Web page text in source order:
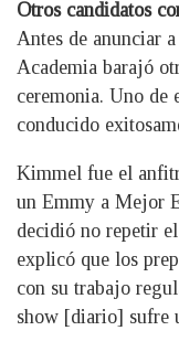
Otros candidatos
Antes de anunciar
Academia barajó
ceremonia. Uno
conducido
Kimmel fue el
un Emmy a Mejor
decidió no repetir
explicó que los
con su trabajo
show [diario] sufre